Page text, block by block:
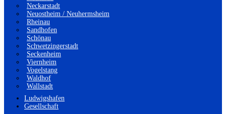
Neckarstadt
Neuostheim / Neuhermsheim
Rheinau
Sandhofen
Schönau
Schwetzingerstadt
Seckenheim
Viernheim
Vogelstang
Waldhof
Wallstadt
Ludwigshafen
Gesellschaft